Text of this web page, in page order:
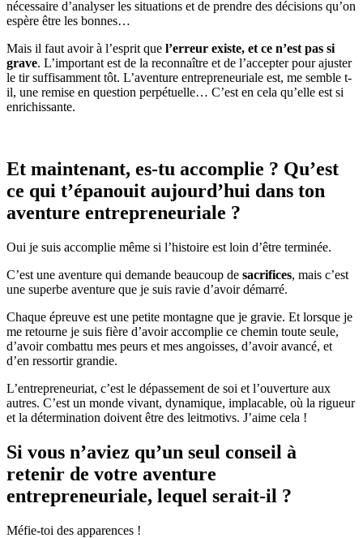
nécessaire d’analyser les situations et de prendre des décisions qu’on
espère être les bonnes…
Mais il faut avoir à l’esprit que l’erreur existe, et ce n’est pas si
grave. L’important est de la reconnaître et de l’accepter pour ajuster
le tir suffisamment tôt. L’aventure entrepreneuriale est, me semble t-
il, une remise en question perpétuelle… C’est en cela qu’elle est si
enrichissante.
Et maintenant, es-tu accomplie ? Qu’est
ce qui t’épanouit aujourd’hui dans ton
aventure entrepreneuriale ?
Oui je suis accomplie même si l’histoire est loin d’être terminée.
C’est une aventure qui demande beaucoup de sacrifices, mais c’est
une superbe aventure que je suis ravie d’avoir démarré.
Chaque épreuve est une petite montagne que je gravie. Et lorsque je
me retourne je suis fière d’avoir accomplie ce chemin toute seule,
d’avoir combattu mes peurs et mes angoisses, d’avoir avancé, et
d’en ressortir grandie.
L’entrepreneuriat, c’est le dépassement de soi et l’ouverture aux
autres. C’est un monde vivant, dynamique, implacable, où la rigueur
et la détermination doivent être des leitmotivs. J’aime cela !
Si vous n’aviez qu’un seul conseil à
retenir de votre aventure
entrepreneuriale, lequel serait-il ?
Méfie-toi des apparences !